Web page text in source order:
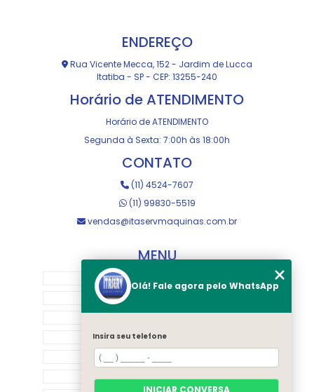
ENDEREÇO
Rua Vicente Mecca, 152 - Jardim de Lucca
Itatiba - SP - CEP: 13255-240
Horário de ATENDIMENTO
Horário de ATENDIMENTO
Segunda à Sexta: 7:00h às 18:00h
CONTATO
(11) 4524-7607
(11) 99830-5519
vendas@itaservmaquinas.com.br
MENU
MANUTENÇÃO E USINAGEM
LOJA
EQUIPAMENTOS
RASTREAMENTO
Olá! Fale agora pelo WhatsApp
Insira seu telefone
INICIAR CONVERSA